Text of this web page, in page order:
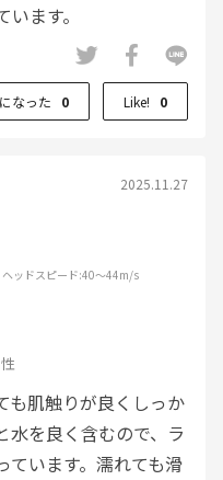
ます。
なった 0 Like! 0
2025.11.27
ヘッドスピード:40～44m/s
も肌触りが良くしっか
水を良く含むので、ラ
ています。濡れても滑